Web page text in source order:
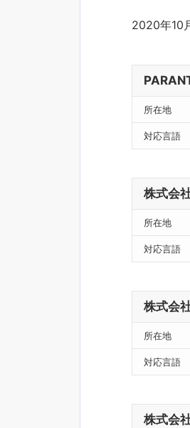
2020年10
所在地
対応言語
株式会
所在地
対応言語
株式会
所在地
対応言語
株式会